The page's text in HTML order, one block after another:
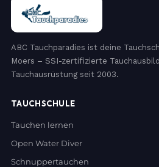
ABC Tauchparadies ist deine
Moers – SSI-zertifizierte
Tauchausrüstung seit 2003.
TAUCHSCHULE
Tauchen lernen
Open Water Diver
Schnuppertauchen